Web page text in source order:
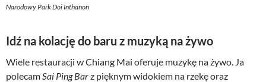
Narodowy Park Doi Inthanon
Idź na kolację do baru z muzyką na żywo
Wiele restauracji w Chiang Mai oferuje muzykę na żywo. Ja
polecam Sai Ping Barz pięknym widokiem na rzekę oraz